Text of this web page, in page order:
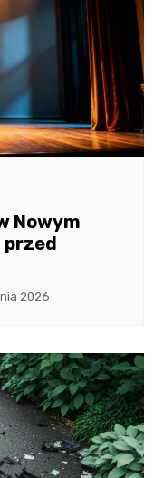
Nowym
przed
2026